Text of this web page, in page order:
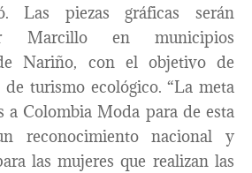
Las piezas gráficas serán
Marcillo en municipios
Nariño, con el objetivo de
turismo ecológico. “La meta
a Colombia Moda para de esta
reconocimiento nacional y
las mujeres que realizan las